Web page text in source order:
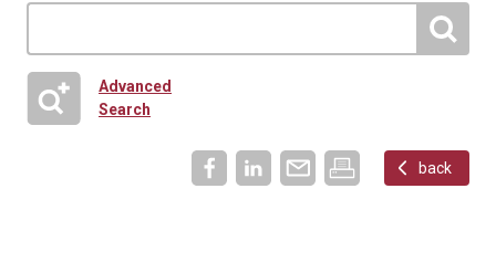
Advanced
Search
back